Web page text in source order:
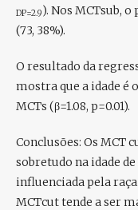
DP=2.9). Nos MCTsub,
(73, 38%).
O resultado da
mostra que a idade é
MCTs (β=1.08, p=0.01).
Conclusões: Os MCT
sobretudo na idade
influenciada pela
MCTcut tende a ser